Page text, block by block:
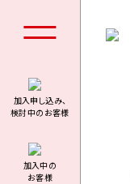
加入申し込み、
検討中のお客様
加⼊中の
お客様